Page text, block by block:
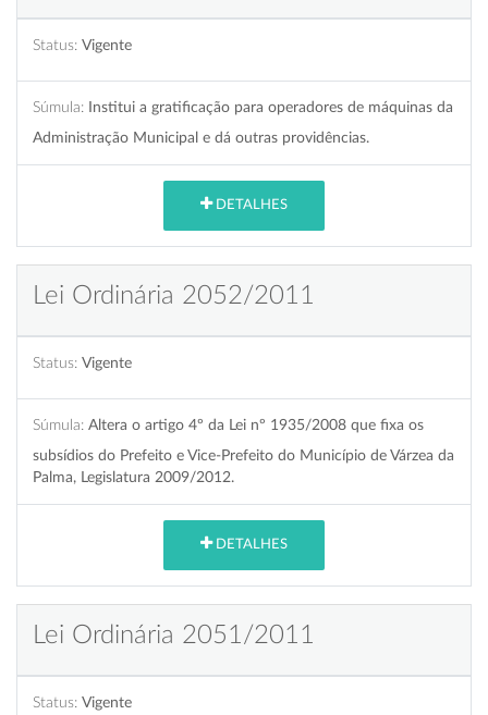
Status: Vigente
Súmula: Institui a gratificação para operadores de máquinas da
Administração Municipal e dá outras providências.
DETALHES
Lei Ordinária 2052/2011
Status: Vigente
Súmula: Altera o artigo 4º da Lei nº 1935/2008 que fixa os
subsídios do Prefeito e Vice-Prefeito do Município de Várzea da
Palma, Legislatura 2009/2012.
DETALHES
Lei Ordinária 2051/2011
Status: Vigente